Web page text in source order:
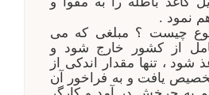
نمود .
چیست ؟ مبلغی که می
از کشور خارج شود و
، تنها مقدار اندکی از
یافت و به فراخور آن